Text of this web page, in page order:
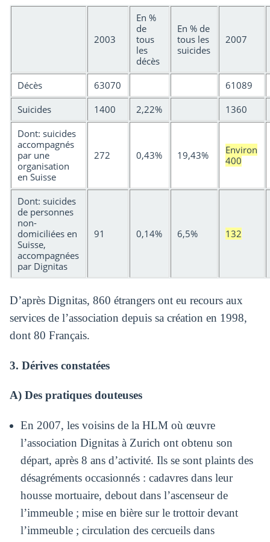
2003
En %
de
tous
les
décès
En % de
tous les
suicides
2007
Décès 63070
61089
Suicides
1400 2,22%
1360
Dont: suicides
accompagnés
par une
organisation
en Suisse
272 0,43% 19,43%
Environ
400
Dont: suicides
de personnes
non-
domiciliées en
Suisse,
accompagnées
par Dignitas
91 0,14% 6,5% 132
D’après Dignitas, 860 étrangers ont eu recours aux
services de l’association depuis sa création en 1998,
dont 80 Français.
3. Dérives constatées
A) Des pratiques douteuses
En 2007, les voisins de la HLM où œuvre
l’association Dignitas à Zurich ont obtenu son
départ, après 8 ans d’activité. Ils se sont plaints des
désagréments occasionnés : cadavres dans leur
housse mortuaire, debout dans l’ascenseur de
l’immeuble ; mise en bière sur le trottoir devant
l’immeuble ; circulation des cercueils dans